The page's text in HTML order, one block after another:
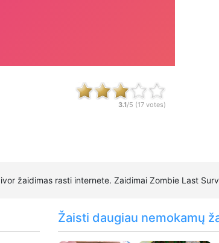
3.1/5 (17votes)
žaidimas rasti internete. Zaidimai Zombie Last
Žaisti daugiau nemokamų